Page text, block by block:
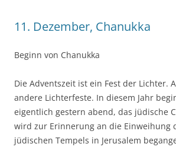
11. Dezember, Chanukka
Beginn von Chanukka
Die Adventszeit ist ein Fest der Lichter.
andere Lichterfeste. In diesem Jahr
eigentlich gestern abend, das jüdische
wird zur Erinnerung an die Einweihung
jüdischen Tempels in Jerusalem